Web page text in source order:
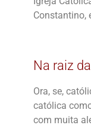
Constantino,
Na raiz
Ora, se,
católica
com muita